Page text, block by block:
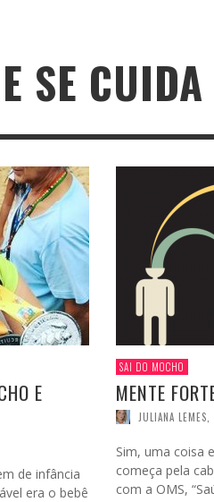
SE CUIDA
E
de infância
era o bebê
SAI DO MOCHO
MENTE
JULIANA LEMES
Sim, uma coisa
começa pela
com a OMS,